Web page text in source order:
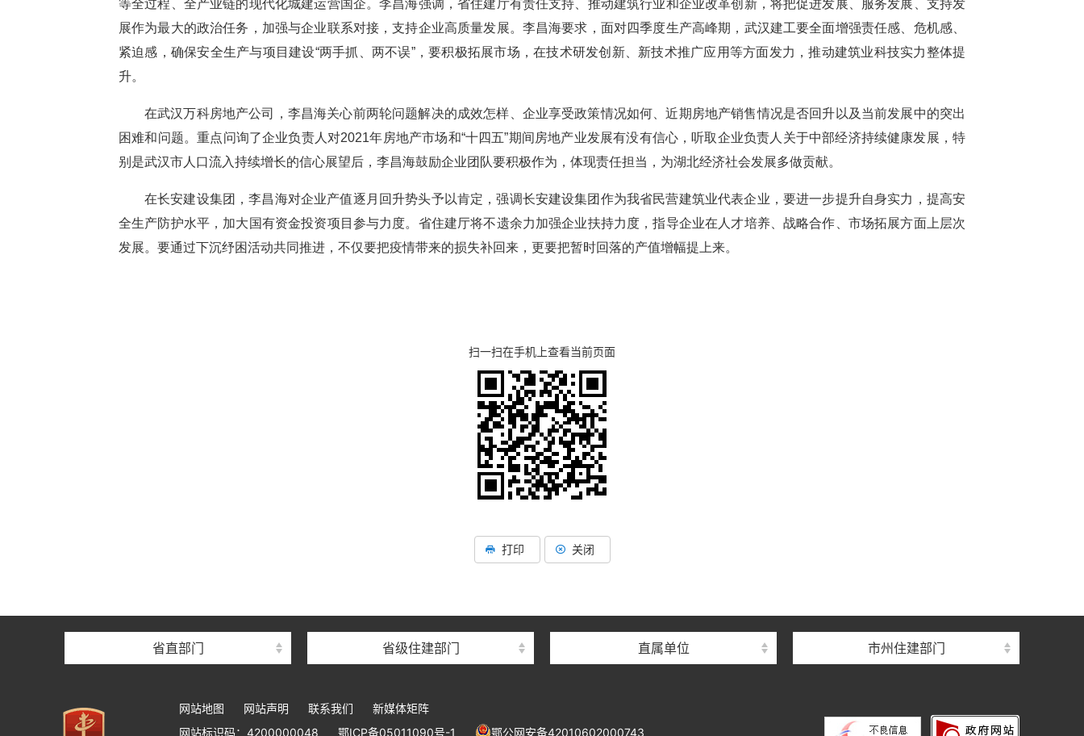
等全过程、全产业链的现代化城建运营国企。李昌海强调，省住建厅有责任支持、推动建筑行业和企业改革创新，将把促进发展、服务发展、支持发
展作为最大的政治任务，加强与企业联系对接，支持企业高质量发展。李昌海要求，面对四季度生产高峰期，武汉建工要全面增强责任感、危机感、
紧迫感，确保安全生产与项目建设“两手抓、两不误”，要积极拓展市场，在技术研发创新、新技术推广应用等方面发力，推动建筑业科技实力整体提
升。
在武汉万科房地产公司，李昌海关心前两轮问题解决的成效怎样、企业享受政策情况如何、近期房地产销售情况是否回升以及当前发展中的突出
困难和问题。重点问询了企业负责人对2021年房地产市场和“十四五”期间房地产业发展有没有信心，听取企业负责人关于中部经济持续健康发展，特
别是武汉市人口流入持续增长的信心展望后，李昌海鼓励企业团队要积极作为，体现责任担当，为湖北经济社会发展多做贡献。
在长安建设集团，李昌海对企业产值逐月回升势头予以肯定，强调长安建设集团作为我省民营建筑业代表企业，要进一步提升自身实力，提高安
全生产防护水平，加大国有资金投资项目参与力度。省住建厅将不遗余力加强企业扶持力度，指导企业在人才培养、战略合作、市场拓展方面上层次
发展。要通过下沉纾困活动共同推进，不仅要把疫情带来的损失补回来，更要把暂时回落的产值增幅提上来。
扫一扫在手机上查看当前页面
打印 关闭
省直部门 省级住建部门 直属单位
湖北省住建厅机关后勤服务中心
湖北省建设工程质量安全监督总站
湖北省建设工程标准定额管理总站 市州住建部门
网站地图 网站声明 联系我们
新媒体矩阵
网站标识码：4200000048
鄂ICP备05011090号-1 鄂公网安备42010602000743